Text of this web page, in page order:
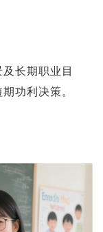
长期职业目
功利决策。